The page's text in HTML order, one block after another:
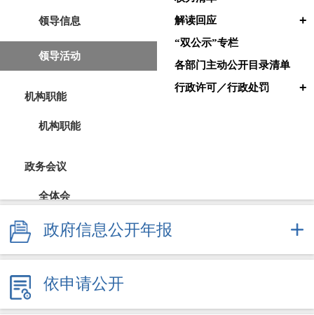
领导信息
领导活动
机构职能
机构职能
政务会议
全体会
常务会
解读回应
+
“双公示”专栏
各部门主动公开目录清单
行政许可／行政处罚
+
政府信息公开年报
依申请公开